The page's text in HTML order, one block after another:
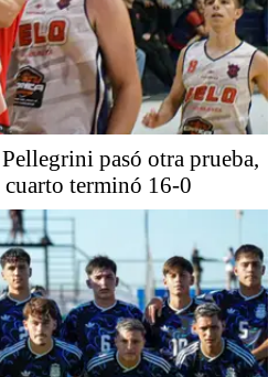
pasó otra prueba,
cuarto terminó 16-0